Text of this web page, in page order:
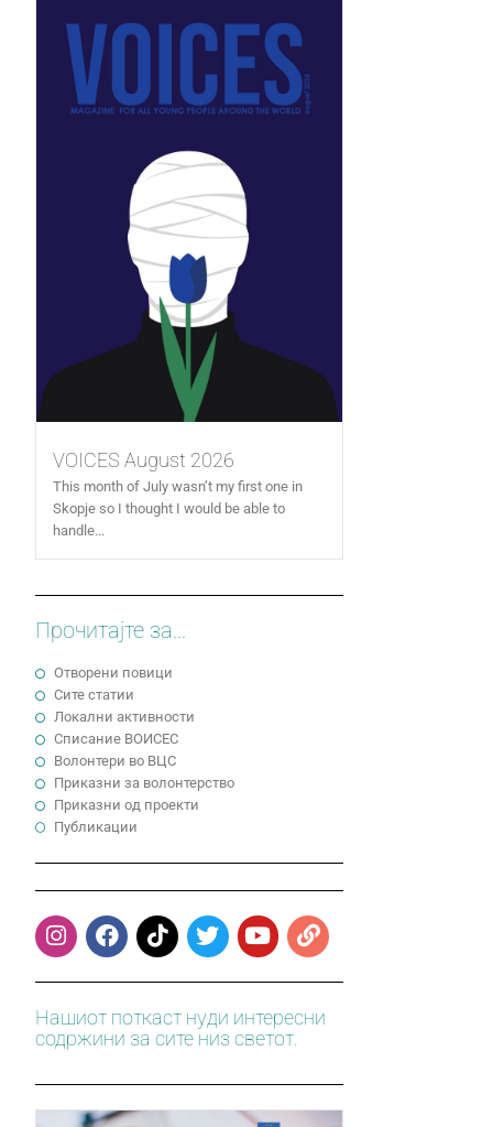
VOICES August 2026
This month of July wasn’t my first one in
Skopje so I thought I would be able to
handle...
Прочитајте за...
Отворени повици
Сите статии
Локални активности
Cписание ВОИСЕС
Волонтери во ВЦС
Приказни за волонтерство
Приказни од проекти
Публикации
Нашиот поткаст нуди интересни
содржини за сите низ светот.